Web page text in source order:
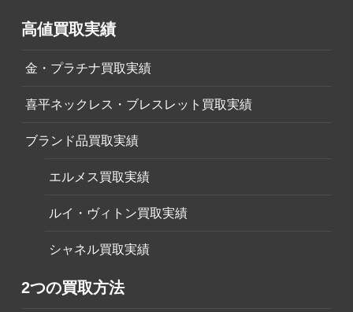
高値買取実績
金・プラチナ買取実績
喜平ネックレス・ブレスレット買取実績
ブランド品買取実績
エルメス買取実績
ルイ・ヴィトン買取実績
シャネル買取実績
2つの買取方法